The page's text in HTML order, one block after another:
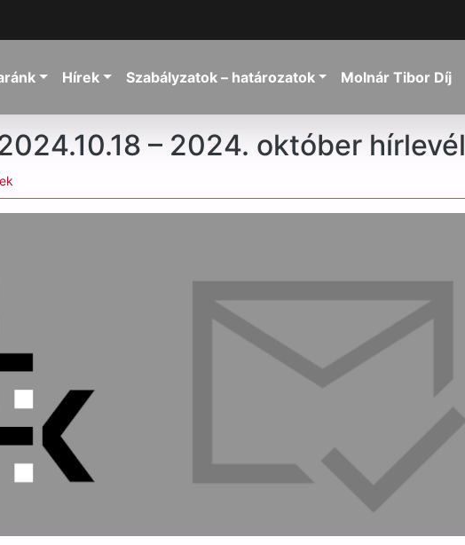
Hírek Szabályzatok – határozatok Molnár Tibor Díj
– 2024. október hírlevél